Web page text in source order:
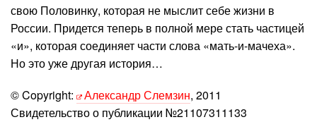
свою Половинку, которая не мыслит себе жизни в
России. Придется теперь в полной мере стать частицей
«и», которая соединяет части слова «мать-и-мачеха».
Но это уже другая история…
© Copyright:
Александр Слемзин, 2011
Свидетельство о публикации №21107311133